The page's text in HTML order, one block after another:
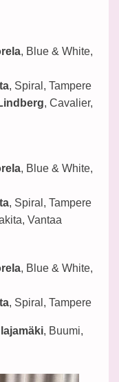
, Blue & White,
, Spiral, Tampere
, Cavalier,
, Blue & White,
, Spiral, Tampere
Vantaa
, Blue & White,
, Spiral, Tampere
, Buumi,